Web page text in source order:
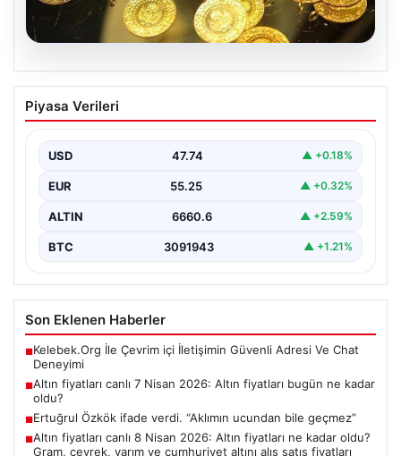
Altın fiyatları canlı 7 Nisan 2026: Altın
fiyatları bugün ne kadar oldu?
Piyasa Verileri
USD 47.74 ▲ +0.18%
EUR 55.25 ▲ +0.32%
ALTIN 6660.6 ▲ +2.59%
BTC 3091943 ▲ +1.21%
Son Eklenen Haberler
■Kelebek.Org İle Çevrim içi İletişimin Güvenli Adresi Ve Chat
Deneyimi
■Altın fiyatları canlı 7 Nisan 2026: Altın fiyatları bugün ne kadar
oldu?
■Ertuğrul Özkök ifade verdi. “Aklımın ucundan bile geçmez”
■Altın fiyatları canlı 8 Nisan 2026: Altın fiyatları ne kadar oldu?
Gram, çeyrek, yarım ve cumhuriyet altını alış satış fiyatları